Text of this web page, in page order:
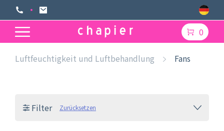
0
Luftfeuchtigkeit und Luftbehandlung Fans
Filter Zurücksetzen